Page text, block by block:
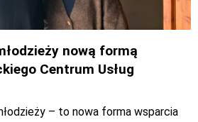
nową formą
Centrum Usług
– to nowa forma wsparcia